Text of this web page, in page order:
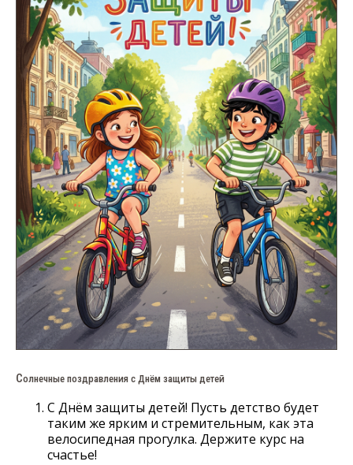
Солнечные поздравления с Днём защиты детей
С Днём защиты детей! Пусть детство будет
таким же ярким и стремительным, как эта
велосипедная прогулка. Держите курс на
счастье!